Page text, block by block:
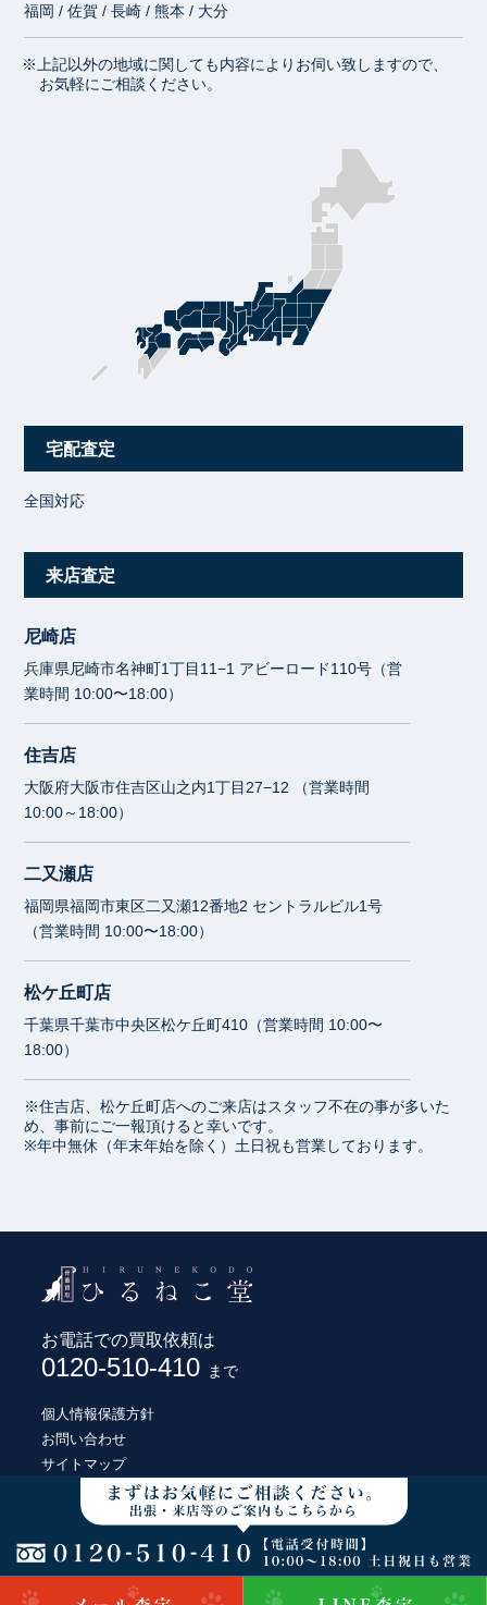
福岡 / 佐賀 / 長崎 / 熊本 / 大分
※上記以外の地域に関しても内容によりお伺い致しますので、
お気軽にご相談ください。
宅配査定
全国対応
来店査定
尼崎店
兵庫県尼崎市名神町1丁目11−1 アビーロード110号（営
業時間 10:00〜18:00）
住吉店
大阪府大阪市住吉区山之内1丁目27−12 （営業時間
10:00～18:00）
二又瀬店
福岡県福岡市東区二又瀬12番地2 セントラルビル1号
（営業時間 10:00〜18:00）
松ケ丘町店
千葉県千葉市中央区松ケ丘町410（営業時間 10:00〜
18:00）
※住吉店、松ケ丘町店へのご来店はスタッフ不在の事が多いた
め、事前にご一報頂けると幸いです。
※年中無休（年末年始を除く）土日祝も営業しております。
お電話での買取依頼は
0120-510-410 まで
個人情報保護方針
お問い合わせ
サイトマップ
© HIRUNEKODO CO., LTD.